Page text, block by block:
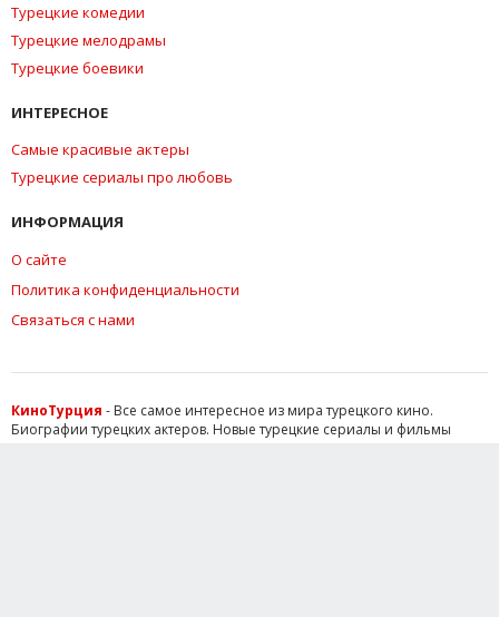
Турецкие комедии
Турецкие мелодрамы
Турецкие боевики
ИНТЕРЕСНОЕ
Самые красивые актеры
Турецкие сериалы про любовь
ИНФОРМАЦИЯ
О сайте
Политика конфиденциальности
Связаться с нами
КиноТурция - Все самое интересное из мира турецкого кино.
Биографии турецких актеров. Новые турецкие сериалы и фильмы